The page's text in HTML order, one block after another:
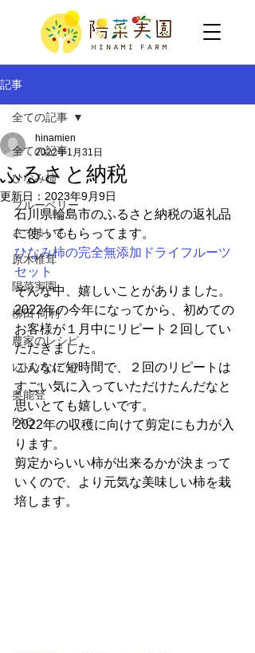
記事
全ての記事
ひなみ柿
ブルーベリー
さつまいも
原木椎茸
陽菜実園
柳田 尚利
農家のレシピ
ﾚｽﾄﾗﾝ＆ﾒﾃﾞｨｱ
奥能登
FAQ
全ての記事
ふるさと納税
hinamien
2022年1月31日
更新日： 2023年9月9日
石川県輪島市のふるさと納税の返礼品
に使ってもらってます。
ひなみ柿の完全無添加ドライフルーツ
セット
そんな中、嬉しいことがありました。
2022年の今年になってから、初めての
お客様が１月中にリピート２回してい
ただきました。
こんなに短時間で、２回のリピートは
すごい気に入っていただけたんだなと
思いとても嬉しいです。
2022年の収穫に向けて剪定にも力が入
ります。
剪定からいい柿が出来るかが決まって
いくので、より元気な美味しい柿を栽
培します。